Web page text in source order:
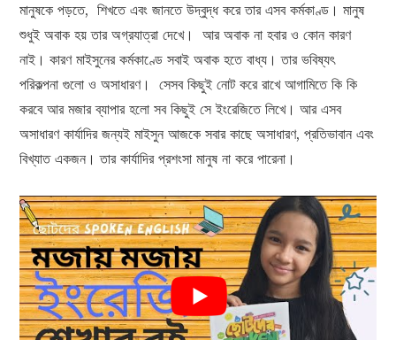
মানুষকে পড়তে, শিখতে এবং জানতে উদ্বুদ্ধ করে তার এসব কর্মকাণ্ড। মানুষ
শুধুই অবাক হয় তার অগ্রযাত্রা দেখে। আর অবাক না হবার ও কোন কারণ
নাই। কারণ মাইসুনের কর্মকাণ্ডে সবাই অবাক হতে বাধ্য। তার ভবিষ্যৎ
পরিকল্পনা গুলো ও অসাধারণ। সেসব কিছুই নোট করে রাখে আগামিতে কি কি
করবে আর মজার ব্যাপার হলো সব কিছুই সে ইংরেজিতে লিখে। আর এসব
অসাধারণ কার্যাদির জন্যই মাইসুন আজকে সবার কাছে অসাধারণ, প্রতিভাবান এবং
বিখ্যাত একজন। তার কার্যাদির প্রশংসা মানুষ না করে পারেনা।